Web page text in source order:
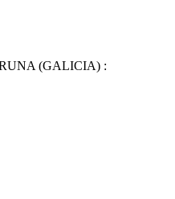
(GALICIA) :